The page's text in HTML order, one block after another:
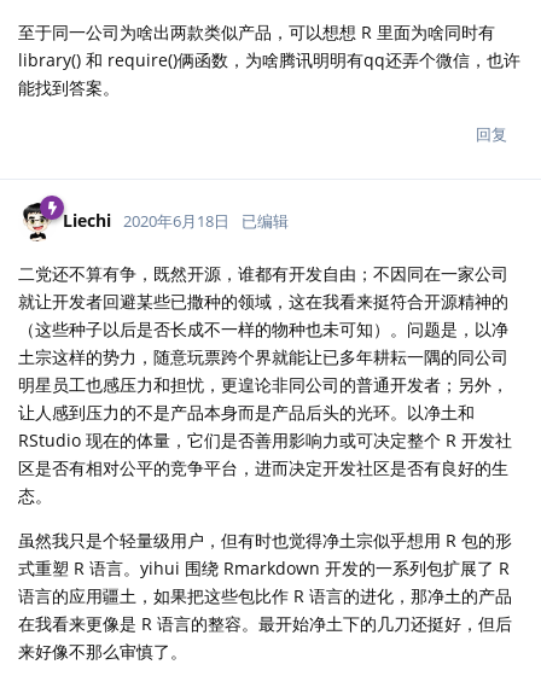
至于同一公司为啥出两款类似产品，可以想想 R 里面为啥同时有
library() 和 require()俩函数，为啥腾讯明明有qq还弄个微信，也许
能找到答案。
回复
Liechi 2020年6月18日 已编辑
二党还不算有争，既然开源，谁都有开发自由；不因同在一家公司
就让开发者回避某些已撒种的领域，这在我看来挺符合开源精神的
（这些种子以后是否长成不一样的物种也未可知）。问题是，以净
土宗这样的势力，随意玩票跨个界就能让已多年耕耘一隅的同公司
明星员工也感压力和担忧，更遑论非同公司的普通开发者；另外，
让人感到压力的不是产品本身而是产品后头的光环。以净土和
RStudio 现在的体量，它们是否善用影响力或可决定整个 R 开发社
区是否有相对公平的竞争平台，进而决定开发社区是否有良好的生
态。
虽然我只是个轻量级用户，但有时也觉得净土宗似乎想用 R 包的形
式重塑 R 语言。yihui 围绕 Rmarkdown 开发的一系列包扩展了 R
语言的应用疆土，如果把这些包比作 R 语言的进化，那净土的产品
在我看来更像是 R 语言的整容。最开始净土下的几刀还挺好，但后
来好像不那么审慎了。